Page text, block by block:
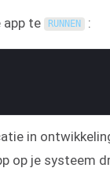
app te RUNNEN :
in
op je systeem